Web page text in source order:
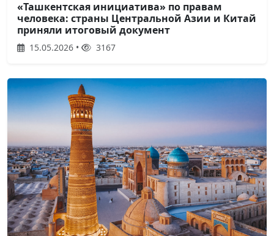
«Ташкентская инициатива» по правам
человека: страны Центральной Азии и Китай
приняли итоговый документ
15.05.2026 • 3167